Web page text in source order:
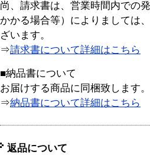
尚、請求書は、営業時間内での
かかる場合等）によりましては
ざいます。
⇒請求書について詳細はこちら
■納品書について
お届けする商品に同梱致します。
⇒納品書について詳細はこちら
返品について